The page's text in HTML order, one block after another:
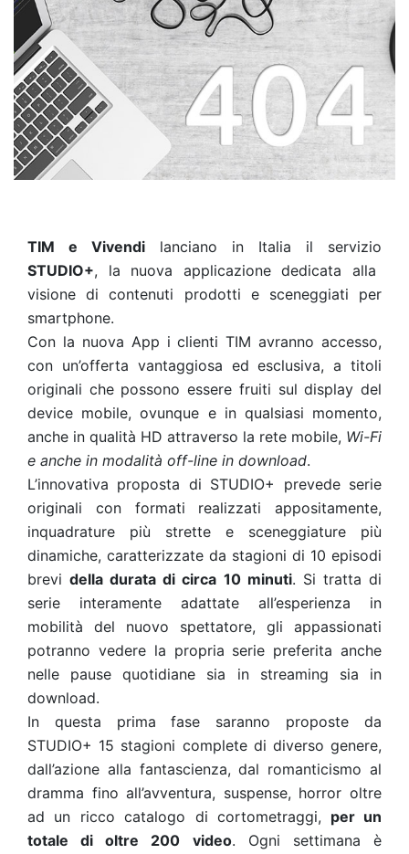
TIM e Vivendi lanciano in Italia il servizio
STUDIO+, la nuova applicazione dedicata alla
visione di contenuti prodotti e sceneggiati per
smartphone.
Con la nuova App i clienti TIM avranno accesso,
con un’offerta vantaggiosa ed esclusiva, a titoli
originali che possono essere fruiti sul display del
device mobile, ovunque e in qualsiasi momento,
anche in qualità HD attraverso la rete mobile, Wi-Fi
e anche in modalità off-line in download.
L’innovativa proposta di STUDIO+ prevede serie
originali con formati realizzati appositamente,
inquadrature più strette e sceneggiature più
dinamiche, caratterizzate da stagioni di 10 episodi
brevidella durata di circa 10 minuti. Si tratta di
serie interamente adattate all’esperienza in
mobilità del nuovo spettatore, gli appassionati
potranno vedere la propria serie preferita anche
nelle pause quotidiane sia in streaming sia in
download.
In questa prima fase saranno proposte da
STUDIO+ 15 stagioni complete di diverso genere,
dall’azione alla fantascienza, dal romanticismo al
dramma fino all’avventura, suspense, horror oltre
ad un ricco catalogo di cortometraggi, per un
totale di oltre 200 video. Ogni settimana è